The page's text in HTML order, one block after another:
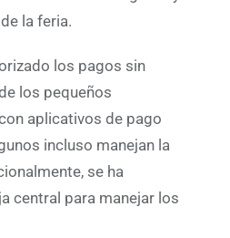
la feria.
los pagos sin
los pequeños
aplicativos de pago
incluso manejan la
se ha
central para manejar los